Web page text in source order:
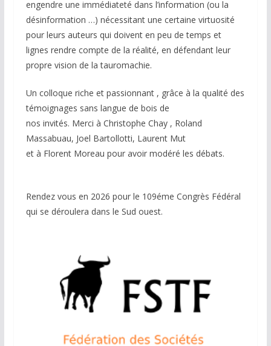
engendre une immédiateté dans l’information (ou la
désinformation …) nécessitant une certaine virtuosité
pour leurs auteurs qui doivent en peu de temps et
lignes rendre compte de la réalité, en défendant leur
propre vision de la tauromachie.
Un colloque riche et passionnant , grâce à la qualité des
témoignages sans langue de bois de
nos invités. Merci à Christophe Chay , Roland
Massabuau, Joel Bartollotti, Laurent Mut
et à Florent Moreau pour avoir modéré les débats.
Rendez vous en 2026 pour le 109éme Congrès Fédéral
qui se déroulera dans le Sud ouest.